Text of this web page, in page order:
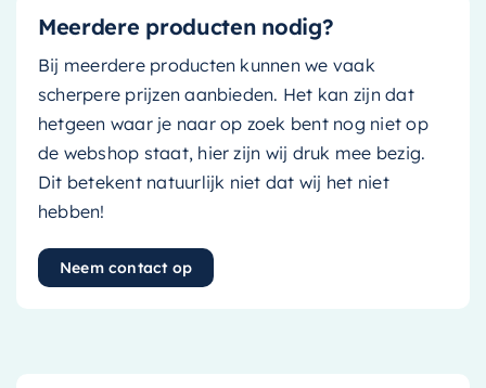
Meerdere producten nodig?
Bij meerdere producten kunnen we vaak
scherpere prijzen aanbieden. Het kan zijn dat
hetgeen waar je naar op zoek bent nog niet op
de webshop staat, hier zijn wij druk mee bezig.
Dit betekent natuurlijk niet dat wij het niet
hebben!
Neem contact op